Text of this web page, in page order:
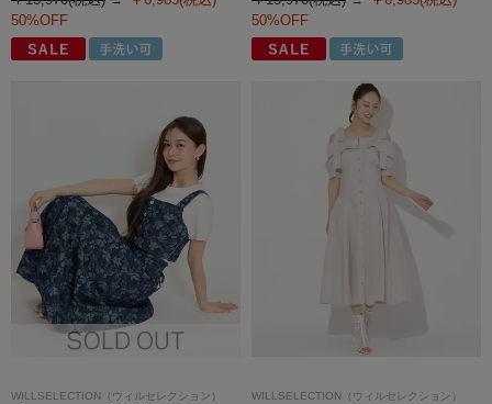
50%OFF
50%OFF
WILLSELECTION（ウィルセレクション） WILLSELECTION（ウィルセレクション）